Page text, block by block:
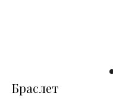
Браслет